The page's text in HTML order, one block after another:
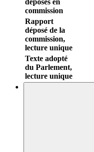
commission
Rapport
déposé de la
commission,
lecture unique
Texte adopté
du Parlement,
lecture unique